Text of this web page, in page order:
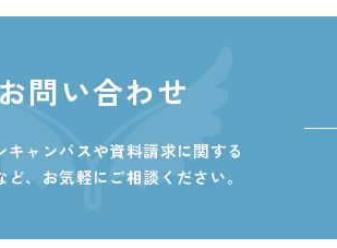
お問い合わせ
キャンパスや資料請求に関する
、 お気軽にご相談ください。